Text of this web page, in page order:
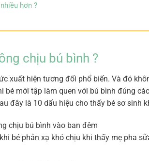
hơn ?
chịu bú bình ?
xuất hiện tương đối phổ biến. Và đó
mới tập làm quen với bú bình đúng
đây là 10 dấu hiệu cho thấy bé sơ sinh
bé phản xạ khó chịu khi thấy mẹ pha